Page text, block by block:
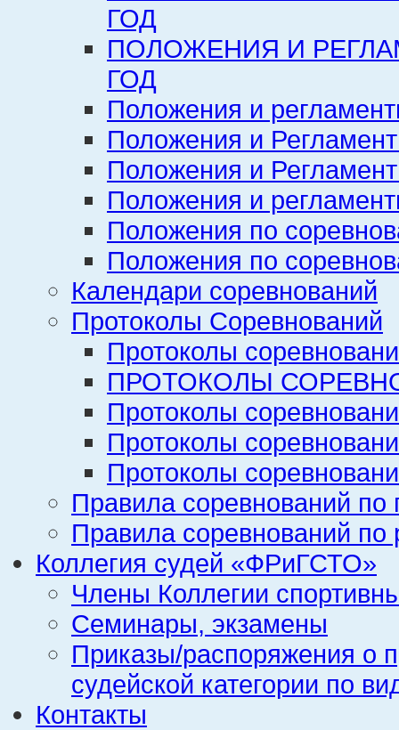
ГОД
ПОЛОЖЕНИЯ И
ГОД
Положения и
Положения и
Положения и
Положения и
Положения по
Положения по
Календари соревнований
Протоколы Соревнований
Протоколы
ПРОТОКОЛЫ
Протоколы
Протоколы
Протоколы
Правила соревнований по
Правила соревнований по
Коллегия судей «ФРиГСТО»
Члены Коллегии
Семинары, экзамены
Приказы/распоряжения о
судейской категории по
Контакты